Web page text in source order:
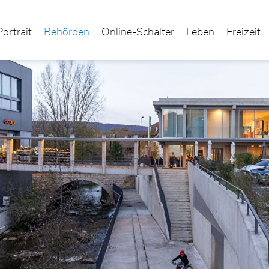
Behörden Online-Schalter Leben Freizeit